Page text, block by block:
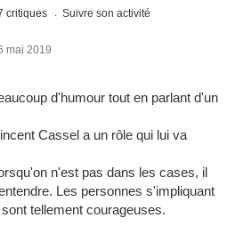
critiques Suivre son activité
mai 2019
d'humour tout en parlant d'un
Cassel a un rôle qui lui va
n'est pas dans les cases, il
Les personnes s'impliquant
tellement courageuses.